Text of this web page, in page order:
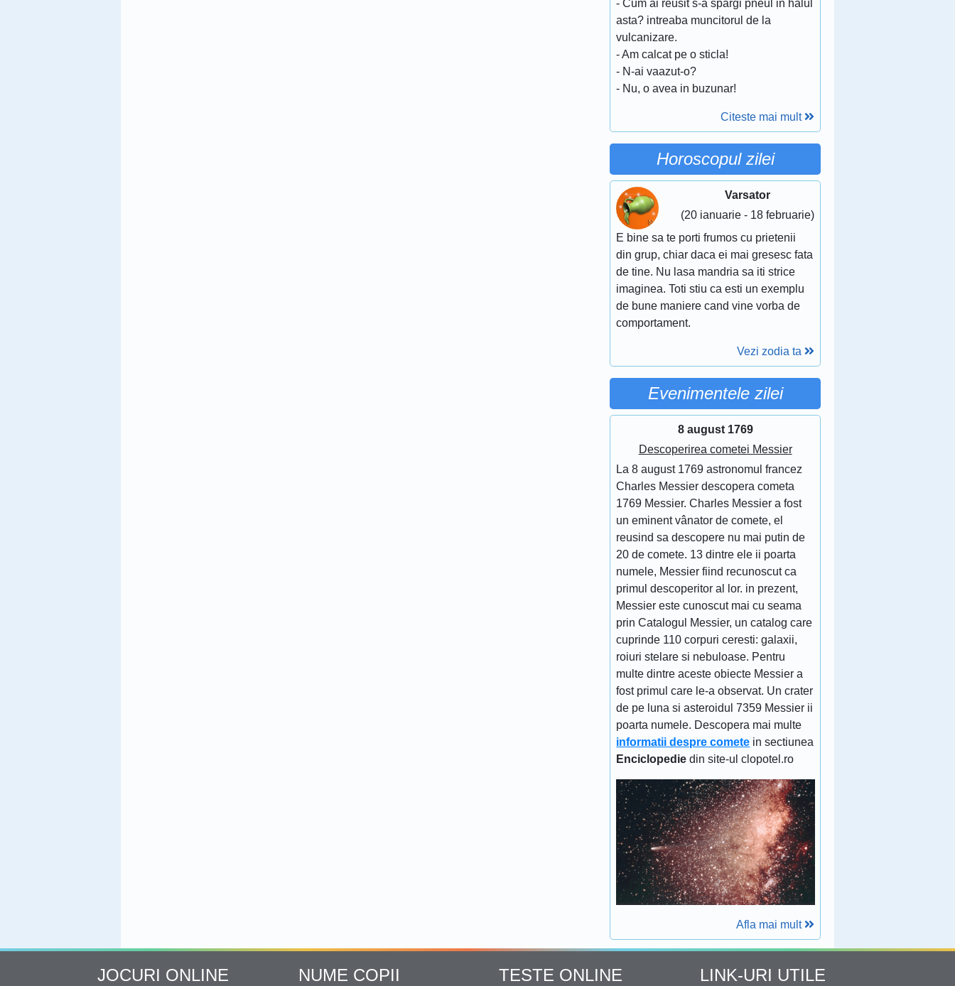
- Cum ai reusit s-a spargi pneul in halul
asta? intreaba muncitorul de la
vulcanizare.
- Am calcat pe o sticla!
- N-ai vaazut-o?
- Nu, o avea in buzunar!
Citeste mai mult
Horoscopul zilei
Varsator
(20 ianuarie - 18 februarie)
E bine sa te porti frumos cu prietenii
din grup, chiar daca ei mai gresesc fata
de tine. Nu lasa mandria sa iti strice
imaginea. Toti stiu ca esti un exemplu
de bune maniere cand vine vorba de
comportament.
Vezi zodia ta
Evenimentele zilei
8 august 1769
Descoperirea cometei Messier
La 8 august 1769 astronomul francez
Charles Messier descopera cometa
1769 Messier. Charles Messier a fost
un eminent vânator de comete, el
reusind sa descopere nu mai putin de
20 de comete. 13 dintre ele ii poarta
numele, Messier fiind recunoscut ca
primul descoperitor al lor. in prezent,
Messier este cunoscut mai cu seama
prin Catalogul Messier, un catalog care
cuprinde 110 corpuri ceresti: galaxii,
roiuri stelare si nebuloase. Pentru
multe dintre aceste obiecte Messier a
fost primul care le-a observat. Un crater
de pe luna si asteroidul 7359 Messier ii
poarta numele. Descopera mai multe
informatii despre comete in sectiunea
Enciclopedie din site-ul clopotel.ro
Afla mai mult
JOCURI ONLINE NUME COPII TESTE ONLINE LINK-URI UTILE